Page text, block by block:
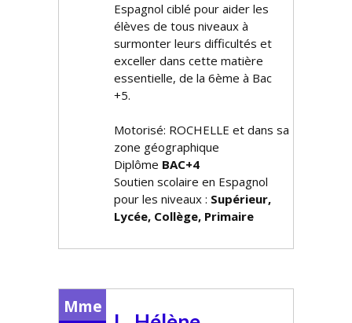
Espagnol ciblé pour aider les
élèves de tous niveaux à
surmonter leurs difficultés et
exceller dans cette matière
essentielle, de la 6ème à Bac
+5.
Motorisé: ROCHELLE et dans sa
zone géographique
Diplôme BAC+4
Soutien scolaire en Espagnol
pour les niveaux : Supérieur,
Lycée, Collège, Primaire
Mme